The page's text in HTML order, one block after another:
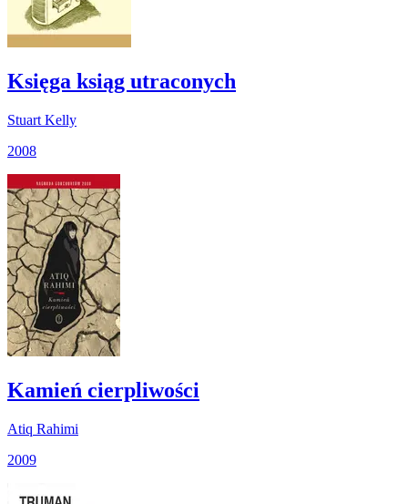
Księga ksiąg utraconych
Stuart Kelly
2008
Kamień cierpliwości
Atiq Rahimi
2009